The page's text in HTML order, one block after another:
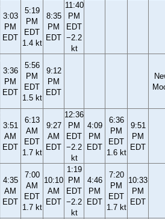
3:03
PM
EDT
5:19
PM
EDT
1.4 kt
8:35
PM
EDT
11:40
PM
EDT
−2.2
kt
3:36
PM
EDT
5:56
PM
EDT
1.5 kt
9:12
PM
EDT
3:51
AM
EDT
6:13
AM
EDT
1.7 kt
9:27
AM
EDT
12:36
PM
EDT
−2.2
kt
4:09
PM
EDT
6:36
PM
EDT
1.6 kt
9:51
PM
EDT
4:35
AM
EDT
7:00
AM
EDT
1.7 kt
10:10
AM
EDT
1:19
PM
EDT
−2.2
kt
4:46
PM
EDT
7:20
PM
EDT
1.7 kt
10:33
PM
EDT